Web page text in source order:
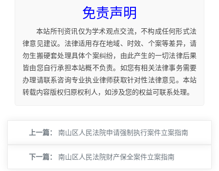
免责声明
本站所刊资讯仅为学术观点交流，不构成任何形式法
律意见建议。法律适用存在地域、时效、个案等差异，请
勿生搬硬套处理具体个案纠纷，由此产生的一切法律后果
皆由您自行承担本站概不负责。如您有相关法律事务需要
办理请联系咨询专业执业律师获取针对性法律意见。本站
转载内容版权归原权利人，如涉及您的权益可联系处理。
上一篇： 南山区人民法院申请强制执行案件立案指南
下一篇： 南山区人民法院财产保全案件立案指南